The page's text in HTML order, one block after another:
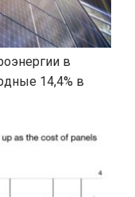
в
14,4% в